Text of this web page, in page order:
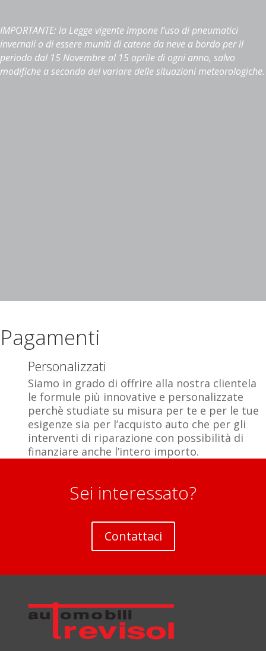
IMPORTANTE: la Legge vigente impone l’uso di pneumatici
invernali o di essere muniti di catene da neve a bordo per il
periodo dal 15 Novembre al 15 aprile di ogni anno, salvo
modifiche a seconda del variare delle situazioni meteorologiche.
Pagamenti
Personalizzati
Siamo in grado di offrire alla nostra clientela
le formule più innovative e personalizzate
perchè studiate su misura per te e per le tue
esigenze sia per l’acquisto auto che per gli
interventi di riparazione con possibilità di
finanziare anche l’intero importo.
Sei interessato?
Contattaci